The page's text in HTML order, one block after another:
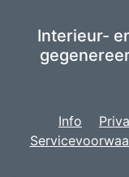
Interieur-
Info